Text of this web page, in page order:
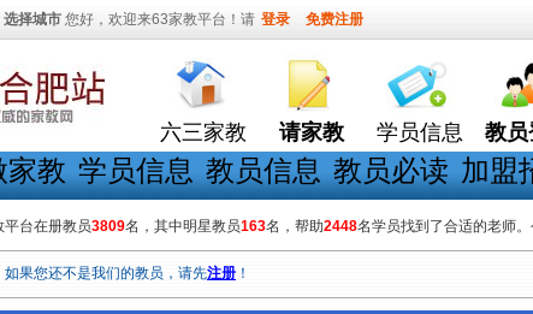
选择城市 您好，欢迎来63家教平台！请 登录 免费注册
六三家教 请家教 学员信息 教员
家教 学员信息 教员信息 教员必读 加盟
平台在册教员3809名，其中明星教员163名，帮助2448名学员找到了合适的老师
果您还不是我们的教员，请先注册 ！